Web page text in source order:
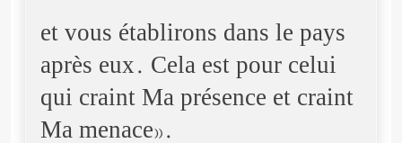
et vous établirons dans le pays
après eux. Cela est pour celui
qui craint Ma présence et craint
Ma menace».